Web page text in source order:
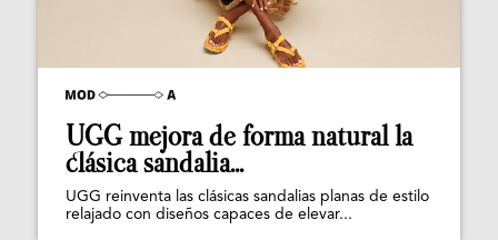
UGG mejora de forma natural la
clásica sandalia...
UGG reinventa las clásicas sandalias planas de estilo
relajado con diseños capaces de elevar...